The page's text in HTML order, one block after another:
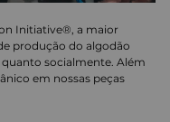
Initiative®, a maior
produção do algodão
socialmente. Além
em nossas peças